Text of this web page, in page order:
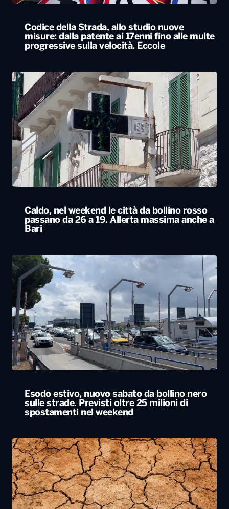
Codice della Strada, allo studio nuove
misure: dalla patente ai 17enni fino alle multe
progressive sulla velocità. Eccole
Caldo, nel weekend le città da bollino rosso
passano da 26 a 19. Allerta massima anche a
Bari
Esodo estivo, nuovo sabato da bollino nero
sulle strade. Previsti oltre 25 milioni di
spostamenti nel weekend